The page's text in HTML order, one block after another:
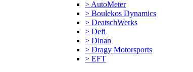
> AutoMeter
> Boulekos Dynamics
> DeatschWerks
> Defi
> Dinan
> Dragy Motorsports
> EFT